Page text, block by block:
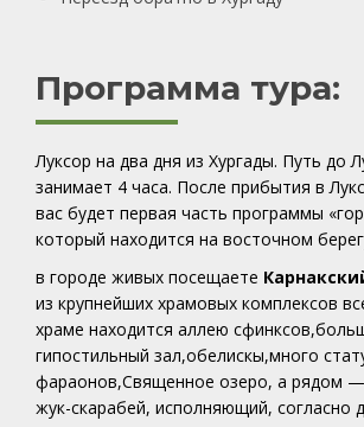
Программа тура:
Луксор на два дня из Хургады. Путь до
занимает 4 часа. После прибытия в
вас будет первая часть программы
который находится на восточном
в городе живых посещаете
из крупнейших храмовых комплексов
храме находится аллею
гипостильный зал,обелискы,много
фараонов,Священное озеро, а рядом —
жук-скарабей, исполняющий, согласно